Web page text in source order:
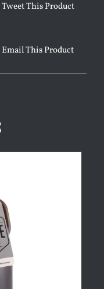
Tweet This Product
Email This Product